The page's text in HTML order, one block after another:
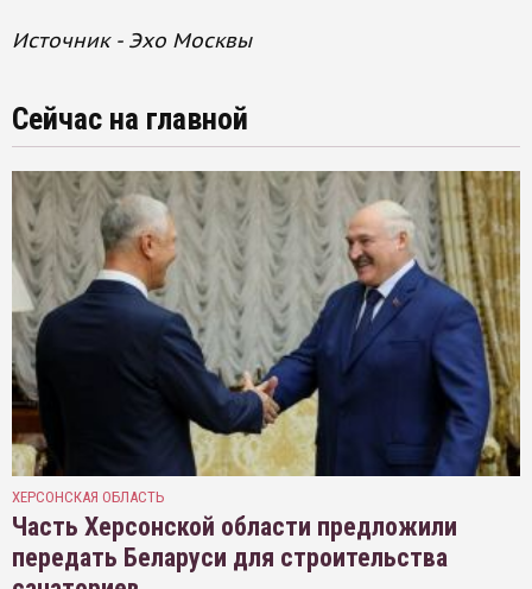
Источник - Эхо Москвы
Сейчас на главной
ХЕРСОНСКАЯ ОБЛАСТЬ
Часть Херсонской области предложили
передать Беларуси для строительства